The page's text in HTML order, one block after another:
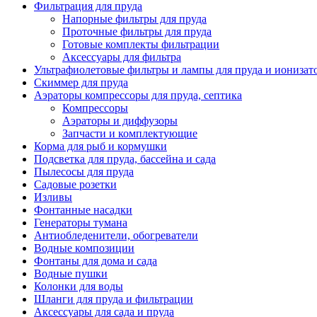
Фильтрация для пруда
Напорные фильтры для пруда
Проточные фильтры для пруда
Готовые комплекты фильтрации
Аксессуары для фильтра
Ультрафиолетовые фильтры и лампы для пруда и
Скиммер для пруда
Аэраторы компрессоры для пруда, септика
Компрессоры
Аэраторы и диффузоры
Запчасти и комплектующие
Корма для рыб и кормушки
Подсветка для пруда, бассейна и сада
Пылесосы для пруда
Садовые розетки
Изливы
Фонтанные насадки
Генераторы тумана
Антиобледенители, обогреватели
Водные композиции
Фонтаны для дома и сада
Водные пушки
Колонки для воды
Шланги для пруда и фильтрации
Аксессуары для сада и пруда